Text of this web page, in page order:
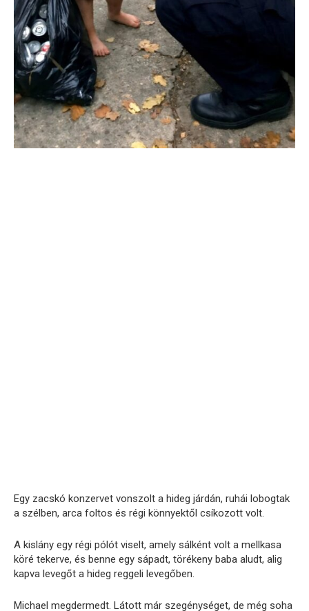
Egy zacskó konzervet vonszolt a hideg járdán, ruhái lobogtak
a szélben, arca foltos és régi könnyektől csíkozott volt.
A kislány egy régi pólót viselt, amely sálként volt a mellkasa
köré tekerve, és benne egy sápadt, törékeny baba aludt, alig
kapva levegőt a hideg reggeli levegőben.
Michael megdermedt. Látott már szegénységet, de még soha